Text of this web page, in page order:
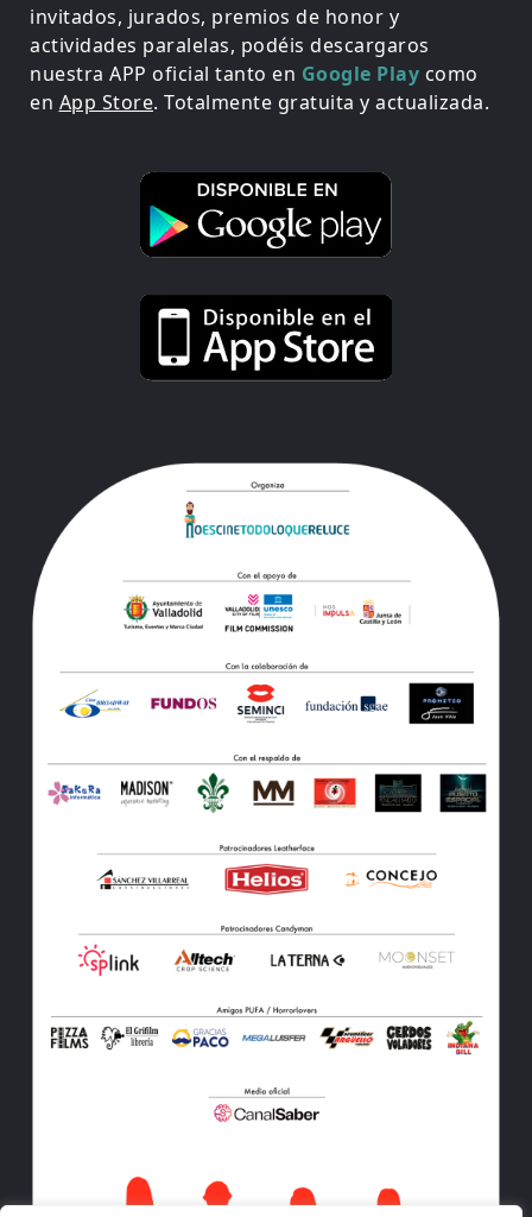
invitados, jurados, premios de honor y
actividades paralelas, podéis descargaros
nuestra APP oficial tanto en Google Play como
en App Store. Totalmente gratuita y actualizada.